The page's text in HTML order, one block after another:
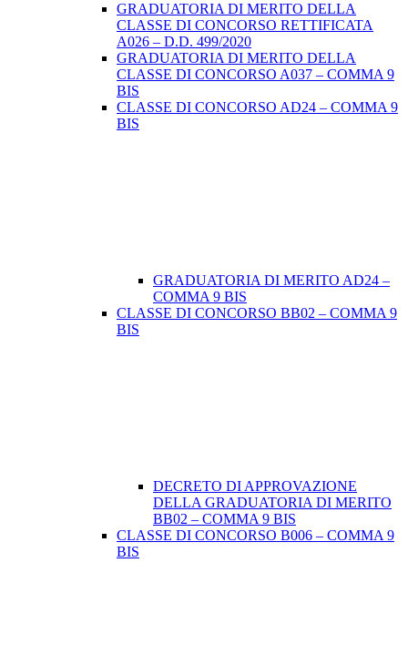
GRADUATORIA DI MERITO DELLA
CLASSE DI CONCORSO RETTIFICATA
A026 – D.D. 499/2020
GRADUATORIA DI MERITO DELLA
CLASSE DI CONCORSO A037 – COMMA 9
BIS
CLASSE DI CONCORSO AD24 – COMMA 9
BIS
GRADUATORIA DI MERITO AD24 –
COMMA 9 BIS
CLASSE DI CONCORSO BB02 – COMMA 9
BIS
DECRETO DI APPROVAZIONE
DELLA GRADUATORIA DI MERITO
BB02 – COMMA 9 BIS
CLASSE DI CONCORSO B006 – COMMA 9
BIS